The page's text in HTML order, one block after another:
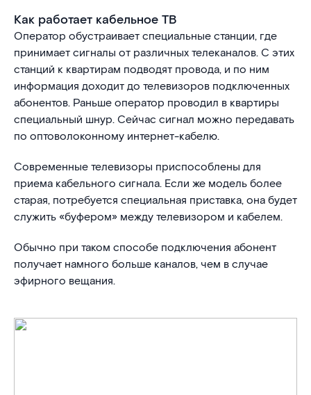
Как работает кабельное ТВ
Оператор обустраивает специальные станции, где
принимает сигналы от различных телеканалов. С этих
станций к квартирам подводят провода, и по ним
информация доходит до телевизоров подключенных
абонентов. Раньше оператор проводил в квартиры
специальный шнур. Сейчас сигнал можно передавать
по оптоволоконному интернет-кабелю.
Современные телевизоры приспособлены для
приема кабельного сигнала. Если же модель более
старая, потребуется специальная приставка, она будет
служить «буфером» между телевизором и кабелем.
Обычно при таком способе подключения абонент
получает намного больше каналов, чем в случае
эфирного вещания.